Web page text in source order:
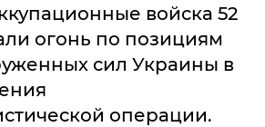
войска 52
огонь по позициям
сил Украины в
операции.